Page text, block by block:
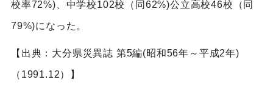
校率72%)、中学校102校（同62%)公立高校46校（同
79%)になった。
【出典：大分県災異誌 第5編(昭和56年～平成2年)
（1991.12）】